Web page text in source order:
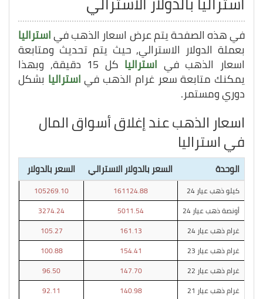
في هذه الصفحة يتم عرض اسعار الذهب فياستراليا
بعملة الدولار الاسترالي, حيث يتم تحديث ومتابعة
اسعار الذهب في استراليا كل 15 دقيقة, وبهذا
يمكنك متابعة سعر غرام الذهب فياستراليا بشكل
دوري ومستمر.
اسعار الذهب عند إغلاق أسواق المال
في استراليا
الوحدة السعر بالدولار الاسترالي السعر بالدولار
كيلو ذهب عيار 24 161124.88
105269.10
أونصة ذهب عيار 24
5011.54
3274.24
غرام ذهب عيار 24
161.13
105.27
غرام ذهب عيار 23
154.41
100.88
غرام ذهب عيار 22
147.70
96.50
غرام ذهب عيار 21
140.98
92.11